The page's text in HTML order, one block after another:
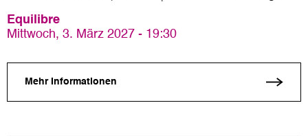
Equilibre
Mittwoch, 3. März 2027 - 19:30
Mehr Informationen